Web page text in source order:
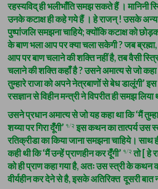
रहस्यविद् ही भलीभाँति समझ सकते हैं । मानिनी
उनके कटाक्ष ही कहे गये हैं । हे राजन् ! उसके अन्य
पुष्पांजलि समझना चाहिये; क्योंकि कटाक्ष को
के बाण भला आप पर क्या चला सकेगी ? जब
आप पर बाण चलाने की शक्ति नहीं है, तब वैसी
चलाने की शक्ति कहाँ है ? उसने अमात्य से जो कहा
तुम्हारे राजा को अपने नेत्रबाणों से बेध डालूंगी’
रसज्ञान से विहीन मन्त्री ने विपरीत ही समझ
उसने प्रधान अमात्य से जो यह कहा था कि ‘मैं
शय्या पर गिरा दूँगी’ १/२ इस कथन का तात्पर्य उस
रतिक्रीडा का किया जाना समझना चाहिये। साथ
कही थी कि ‘मैं उन्हें प्राणहीन कर दूँगी’ १/२ तो [ हे
को ही प्राण कहा गया है, अतः उस स्त्री के कथन
वीर्यहीन कर देने से है, इसके अतिरिक्त दूसरी